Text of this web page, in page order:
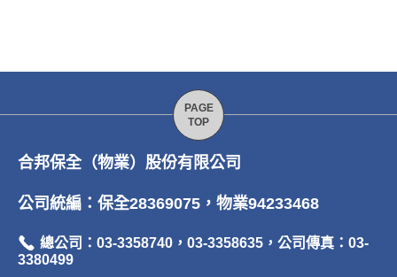
合邦保全（物業）股份有限公司
公司統編：保全28369075，物業94233468
總公司：03-3358740，03-3358635，公司傳真：03-
3380499